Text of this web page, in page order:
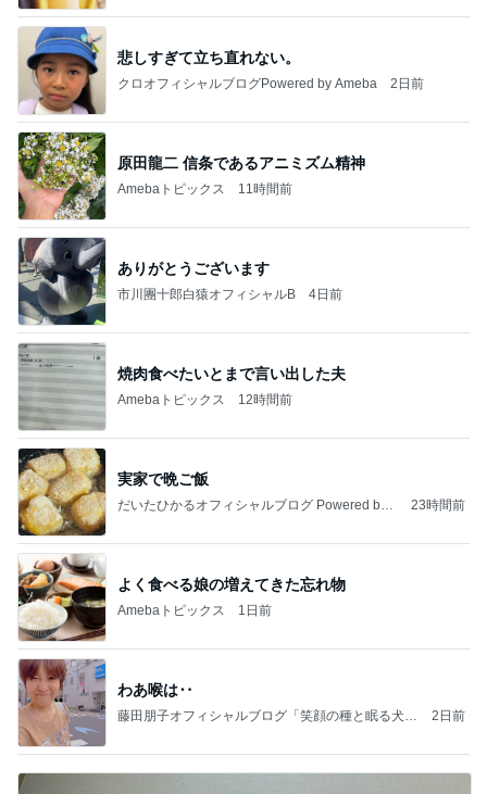
悲しすぎて立ち直れない。
クロオフィシャルブログPowered by Ameba 2日前
原田龍二 信条であるアニミズム精神
Amebaトピックス 11時間前
ありがとうございます
市川團十郎白猿オフィシャルB 4日前
焼肉食べたいとまで言い出した夫
Amebaトピックス 12時間前
実家で晩ご飯
だいたひかるオフィシャルブログ Powered by
23時間前
よく食べる娘の増えてきた忘れ物
Amebaトピックス 1日前
わあ喉は‥
藤田朋子オフィシャルブログ「笑顔の種と眠る犬」
2日前